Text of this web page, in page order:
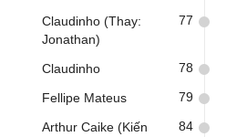
Claudinho (Thay:
Jonathan)
77
Claudinho 78
Fellipe Mateus 79
Arthur Caike (Kiến
84